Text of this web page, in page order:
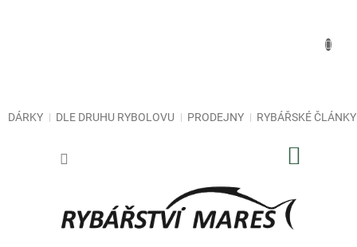
DÁRKY DLE DRUHU RYBOLOVU PRODEJNY RYBÁŘSKÉ ČLÁNKY